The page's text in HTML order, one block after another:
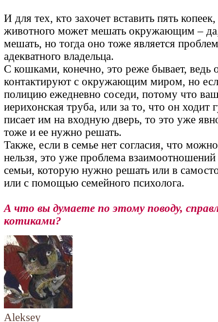
И для тех, кто захочет вставить пять
животного может мешать окружающим –
мешать, но тогда оно тоже является
адекватного владельца.
С кошками, конечно, это реже бывает, ведь
контактируют с окружающим миром, но
полицию ежедневно соседи, потому что
иерихонская труба, или за то, что он ходит
писает им на входную дверь, то это уже
тоже и ее нужно решать.
Также, если в семье нет согласия, что
нельзя, это уже проблема
семьи, которую нужно решать или в
или с помощью семейного психолога.
А что вы думаете по этому поводу,
котиками?
Aleksey